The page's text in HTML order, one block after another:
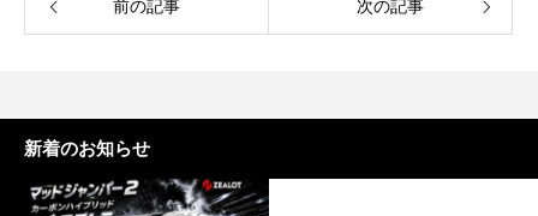
前の記事 次の記事
新着のお知らせ